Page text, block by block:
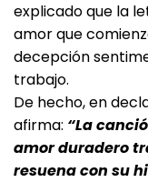
explicado que la
amor que
decepción
trabajo.
De hecho, en
afirma: “La
amor duradero
resuena con su